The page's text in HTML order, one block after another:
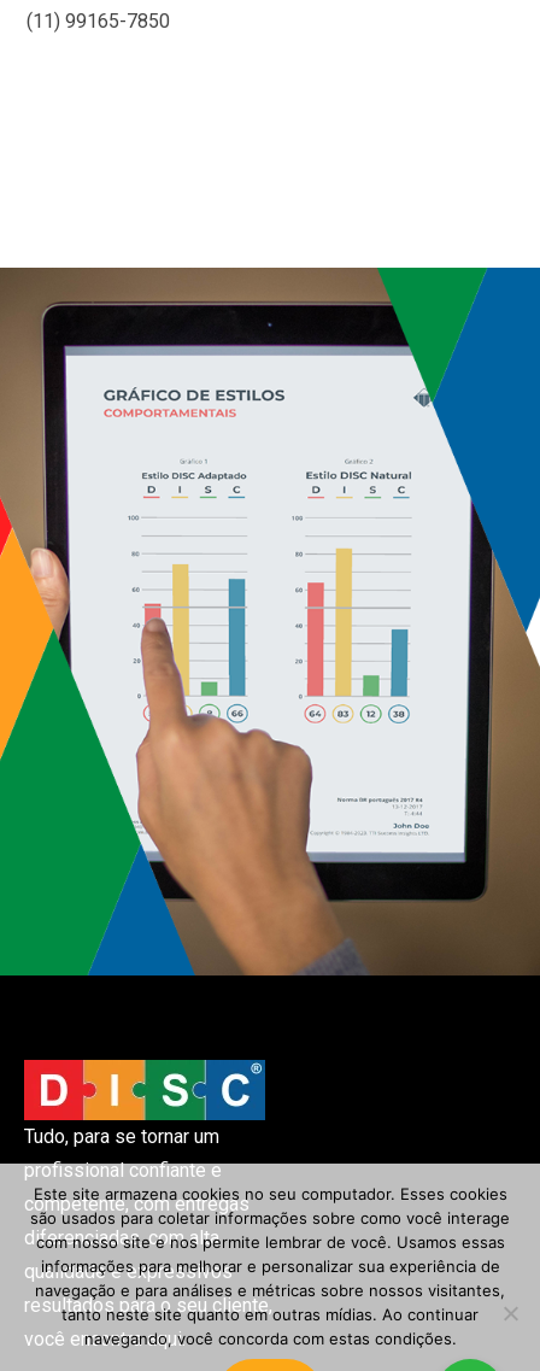
(11) 99165-7850
Tudo, para se tornar um
profissional confiante e
competente, com entregas
diferenciadas, com alta
qualidade e expressivos
resultados para o seu cliente,
você encontra aqui.
Este site armazena cookies no seu computador. Esses cookies
são usados ​​para coletar informações sobre como você interage
com nosso site e nos permite lembrar de você. Usamos essas
informações para melhorar e personalizar sua experiência de
navegação e para análises e métricas sobre nossos visitantes,
tanto neste site quanto em outras mídias. Ao continuar
navegando, você concorda com estas condições.